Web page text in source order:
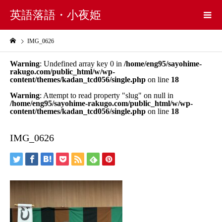
英語落語・小夜姫
IMG_0626
Warning: Undefined array key 0 in /home/eng95/sayohime-
rakugo.com/public_html/w/wp-
content/themes/kadan_tcd056/single.php on line 18
Warning: Attempt to read property "slug" on null in
/home/eng95/sayohime-rakugo.com/public_html/w/wp-
content/themes/kadan_tcd056/single.php on line 18
IMG_0626